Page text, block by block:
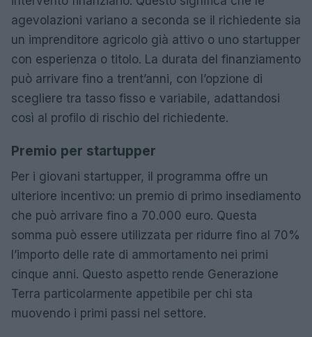
agevolazioni variano a seconda se il richiedente sia
un imprenditore agricolo già attivo o uno startupper
con esperienza o titolo. La durata del finanziamento
può arrivare fino a trent’anni, con l’opzione di
scegliere tra tasso fisso e variabile, adattandosi
così al profilo di rischio del richiedente.
Premio per startupper
Per i giovani startupper, il programma offre un
ulteriore incentivo: un premio di primo insediamento
che può arrivare fino a 70.000 euro. Questa
somma può essere utilizzata per ridurre fino al 70%
l’importo delle rate di ammortamento nei primi
cinque anni. Questo aspetto rende Generazione
Terra particolarmente appetibile per chi sta
muovendo i primi passi nel settore.